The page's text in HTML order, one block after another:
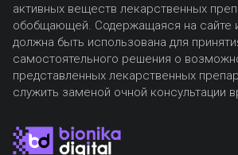
активных веществ лекарственных
обобщающей. Содержащаяся на сайте
должна быть использована для
самостоятельного решения о
представленных лекарственных
служить заменой очной консультации